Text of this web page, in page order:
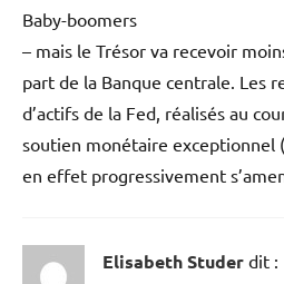
Baby-boomers
– mais le Trésor va recevoir
part de la Banque centrale. Les
d’actifs de la Fed, réalisés au
soutien monétaire exceptionnel
en effet progressivement
Elisabeth Studer dit :